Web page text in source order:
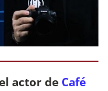
actor de Café